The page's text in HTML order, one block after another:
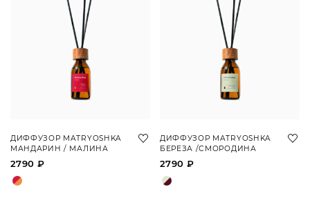
ДИФФУЗОР MATRYOSHKA
МАНДАРИН / МАЛИНА
2790 ₽
ДИФФУЗОР MATRYOSHKA
БЕРЕЗА /СМОРОДИНА
2790 ₽